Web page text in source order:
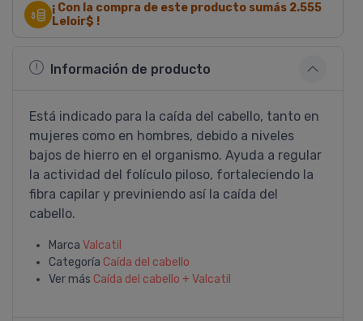
¡ Con la compra de este producto sumás 2.555
Leloir$ !
Información de producto
Está indicado para la caída del cabello, tanto en
mujeres como en hombres, debido a niveles
bajos de hierro en el organismo. Ayuda a regular
la actividad del folículo piloso, fortaleciendo la
fibra capilar y previniendo así la caída del
cabello.
Marca Valcatil
Categoría Caí­da del cabello
Ver más Caí­da del cabello + Valcatil